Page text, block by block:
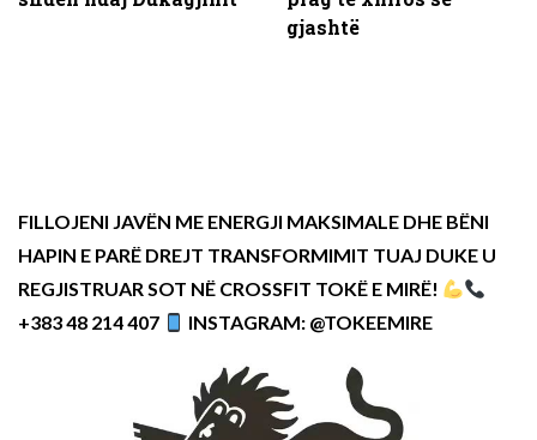
gjashtë
FILLOJENI JAVËN ME ENERGJI MAKSIMALE DHE BËNI
HAPIN E PARË DREJT TRANSFORMIMIT TUAJ DUKE U
REGJISTRUAR SOT NË CROSSFIT TOKË E MIRË!
+383 48 214 407
INSTAGRAM: @TOKEEMIRE